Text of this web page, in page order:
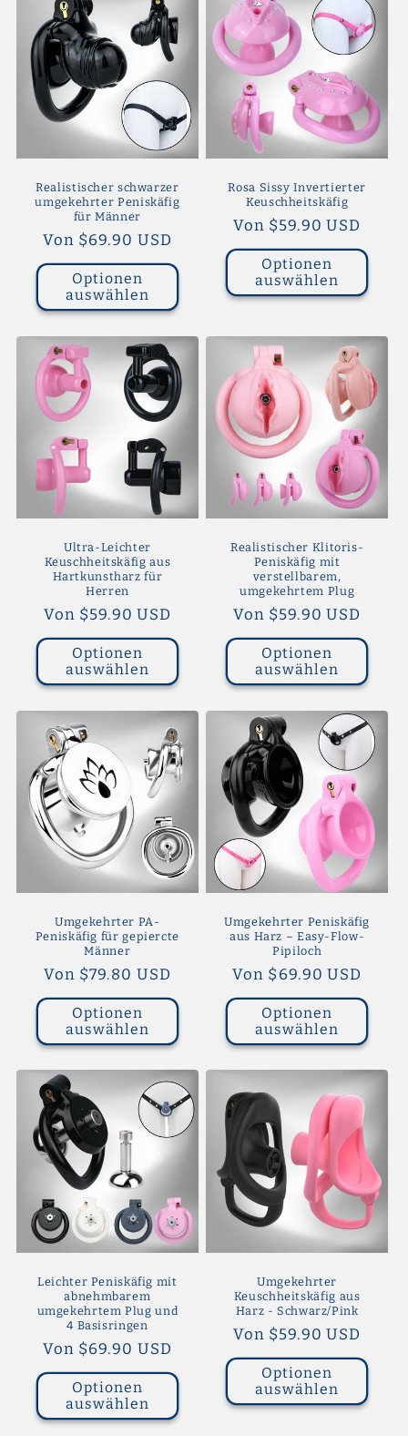
Realistischer schwarzer
umgekehrter Peniskäfig
für Männer
Normaler
Preis
Von $69.90 USD
Optionen
auswählen
Rosa Sissy Invertierter
Keuschheitskäfig
Normaler
Preis
Von $59.90 USD
Optionen
auswählen
Ultra-Leichter
Keuschheitskäfig aus
Hartkunstharz für
Herren
Normaler
Preis
Von $59.90 USD
Optionen
auswählen
Realistischer Klitoris-
Peniskäfig mit
verstellbarem,
umgekehrtem Plug
Normaler
Preis
Von $59.90 USD
Optionen
auswählen
Umgekehrter PA-
Peniskäfig für gepiercte
Männer
Normaler
Preis
Von $79.80 USD
Optionen
auswählen
Umgekehrter Peniskäfig
aus Harz – Easy-Flow-
Pipiloch
Normaler
Preis
Von $69.90 USD
Optionen
auswählen
Leichter Peniskäfig mit
abnehmbarem
umgekehrtem Plug und
4 Basisringen
Normaler
Preis
Von $69.90 USD
Optionen
auswählen
Umgekehrter
Keuschheitskäfig aus
Harz - Schwarz/Pink
Normaler
Preis
Von $59.90 USD
Optionen
auswählen